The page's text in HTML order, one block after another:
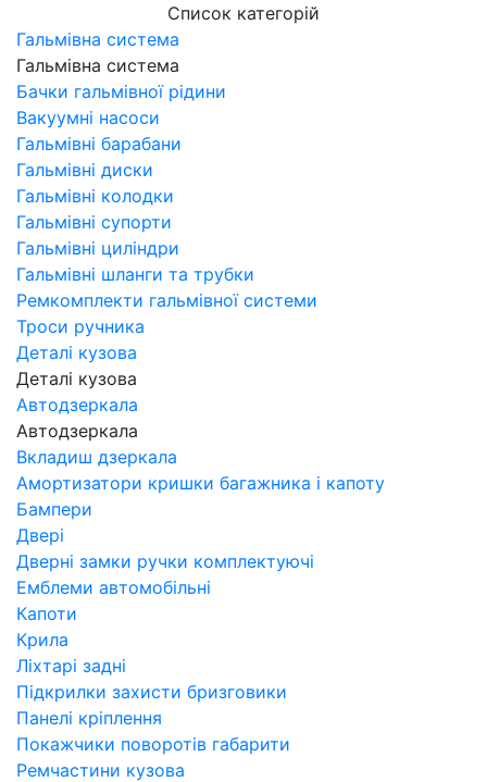
Список категорій
Гальмівна система
Гальмівна система
Бачки гальмівної рідини
Вакуумні насоси
Гальмівні барабани
Гальмівні диски
Гальмівні колодки
Гальмівні супорти
Гальмівні циліндри
Гальмівні шланги та трубки
Ремкомплекти гальмівної системи
Троси ручника
Деталі кузова
Деталі кузова
Автодзеркала
Автодзеркала
Вкладиш дзеркала
Амортизатори кришки багажника і капоту
Бампери
Двері
Дверні замки ручки комплектуючі
Емблеми автомобільні
Капоти
Крила
Ліхтарі задні
Підкрилки захисти бризговики
Панелі кріплення
Покажчики поворотів габарити
Ремчастини кузова